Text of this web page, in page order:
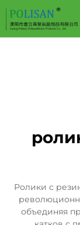
Ролики с
объединяя